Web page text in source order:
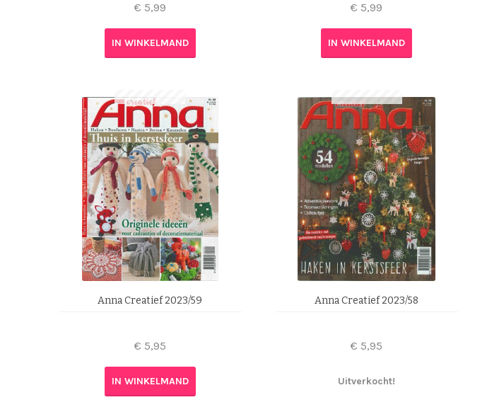
€ 5,99
IN WINKELMAND
€ 5,99
IN WINKELMAND
Anna Creatief 2023/59
€ 5,95
IN WINKELMAND
Anna Creatief 2023/58
€ 5,95
Uitverkocht!